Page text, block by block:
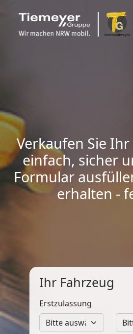
Verkaufen Sie
einfach, sicher
Formular
erhalten -
Ihr Fahrzeug
Erstzulassung